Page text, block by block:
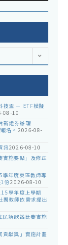
技盃 － ETF模擬
08-10
新證券辦理
名。 2026-08-
訊2026-08-10
實施要點」及修正
學年度東區教師專
1份2026-08-10
學年度上學期
團教師依需求提出
民語歌謠比賽實施
貢獻獎」實施計畫